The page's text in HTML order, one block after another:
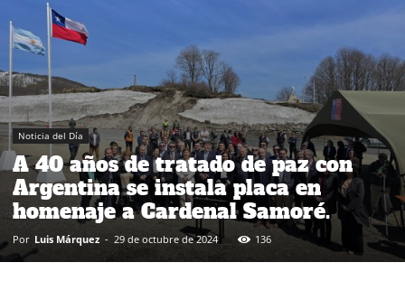
Noticia del Día
A 40 años de tratado de paz con
Argentina se instala placa en
homenaje a Cardenal Samoré.
Por Luis Márquez - 29 de octubre de 2024 136